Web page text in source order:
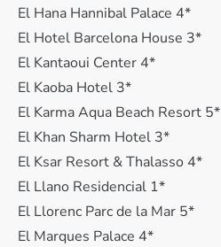
El Hana Hannibal Palace 4*
El Hotel Barcelona House 3*
El Kantaoui Center 4*
El Kaoba Hotel 3*
El Karma Aqua Beach Resort 5*
El Khan Sharm Hotel 3*
El Ksar Resort & Thalasso 4*
El Llano Residencial 1*
El Llorenc Parc de la Mar 5*
El Marques Palace 4*